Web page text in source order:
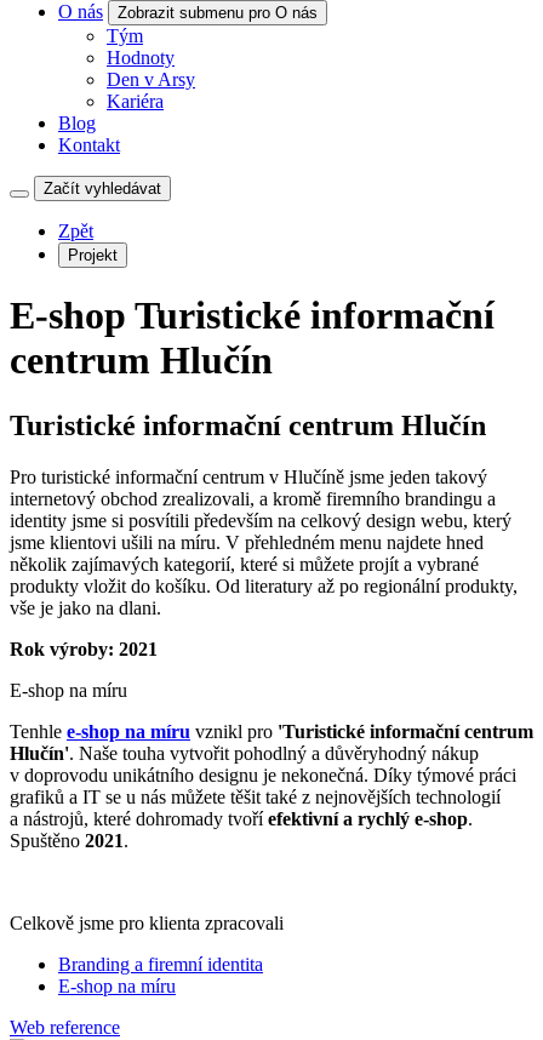
O nás
Zobrazit submenu pro O nás
Tým
Hodnoty
Den v Arsy
Kariéra
Blog
Kontakt
Začít vyhledávat
Zpět
Projekt
E-shop Turistické informační
centrum Hlučín
Turistické informační centrum Hlučín
Pro turistické informační centrum v Hlučíně jsme jeden takový
internetový obchod zrealizovali, a kromě firemního brandingu a
identity jsme si posvítili především na celkový design webu, který
jsme klientovi ušili na míru. V přehledném menu najdete hned
několik zajímavých kategorií, které si můžete projít a vybrané
produkty vložit do košíku. Od literatury až po regionální produkty,
vše je jako na dlani.
Rok výroby: 2021
E-shop na míru
Tenhle e-shop na míru vznikl pro 'Turistické informační centrum
Hlučín'. Naše touha vytvořit pohodlný a důvěryhodný nákup
v doprovodu unikátního designu je nekonečná. Díky týmové práci
grafiků a IT se u nás můžete těšit také z nejnovějších technologií
a nástrojů, které dohromady tvoříefektivní a rychlý e-shop.
Spuštěno 2021.
Celkově jsme pro klienta zpracovali
Branding a firemní identita
E-shop na míru
Web reference